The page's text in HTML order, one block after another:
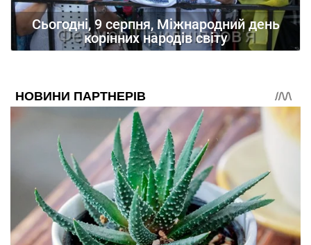
Сьогодні, 9 серпня, Міжнародний день
корінних народів світу